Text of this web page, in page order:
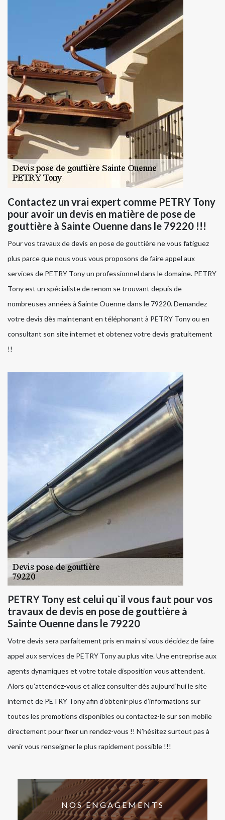
Contactez un vrai expert comme PETRY Tony
pour avoir un devis en matière de pose de
gouttière à Sainte Ouenne dans le 79220 !!!
Pour vos travaux de devis en pose de gouttière ne vous fatiguez
plus parce que nous vous vous proposons de faire appel aux
services de PETRY Tony un professionnel dans le domaine. PETRY
Tony est un spécialiste de renom se trouvant depuis de
nombreuses années à Sainte Ouenne dans le 79220. Demandez
votre devis dès maintenant en téléphonant à PETRY Tony ou en
consultant son site internet et obtenez votre devis gratuitement
!!
PETRY Tony est celui qu`il vous faut pour vos
travaux de devis en pose de gouttière à
Sainte Ouenne dans le 79220
Votre devis sera parfaitement pris en main si vous décidez de faire
appel aux services de PETRY Tony au plus vite. Une entreprise aux
agents dynamiques et votre totale disposition vous attendent.
Alors qu’attendez-vous et allez consulter dès aujourd`hui le site
internet de PETRY Tony afin d’obtenir plus d’informations sur
toutes les promotions disponibles ou contactez-le sur son mobile
directement pour fixer un rendez-vous !! N’hésitez surtout pas à
venir vous renseigner le plus rapidement possible !!!
NOS ENGAGEMENTS